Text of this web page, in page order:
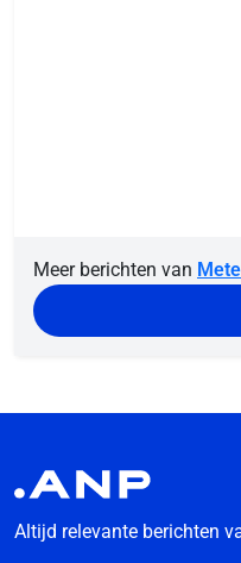
Meer berichten van
Altijd relevante berichten